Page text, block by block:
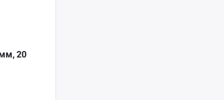
20